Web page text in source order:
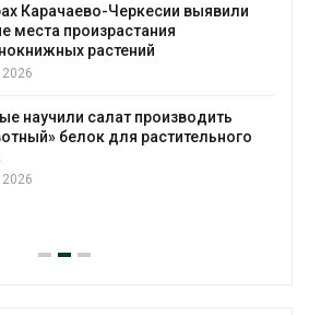
В Домодедове ликвидируют
последствия разлива химикатов после
пожара на складе
Авг 6, 2026
Изменение климата меняет ареалы
бабочек по всему миру